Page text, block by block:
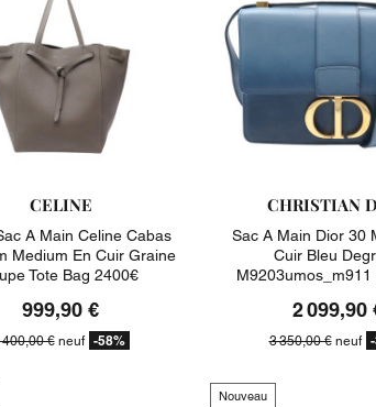
CELINE
A Main Celine Cabas
Medium En Cuir Graine
Tote Bag 2400€
999,90 €
400,00 €neuf -58%
CHRISTIAN
Sac A Main Dior 30
Cuir Bleu
M9203umos_m911
2 099,90
3 350,00 €neuf
Nouveau